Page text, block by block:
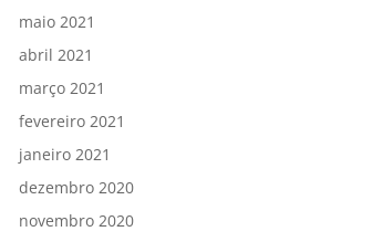
maio 2021
abril 2021
março 2021
fevereiro 2021
janeiro 2021
dezembro 2020
novembro 2020